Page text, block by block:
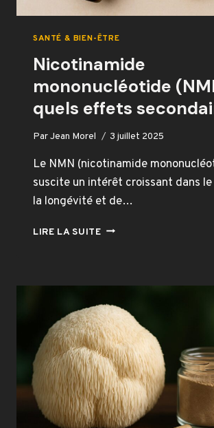
SANTÉ & BIEN-ÊTRE
Nicotinamide
mononucléotide
quels effets
ParJean Morel 3 juillet 2025
Le NMN (nicotinamide
suscite un intérêt croissant dans
la longévité et de…
LIRE LA SUITENICOTINAMIDE
QUELS
EFFETS
SECONDAIRES
?